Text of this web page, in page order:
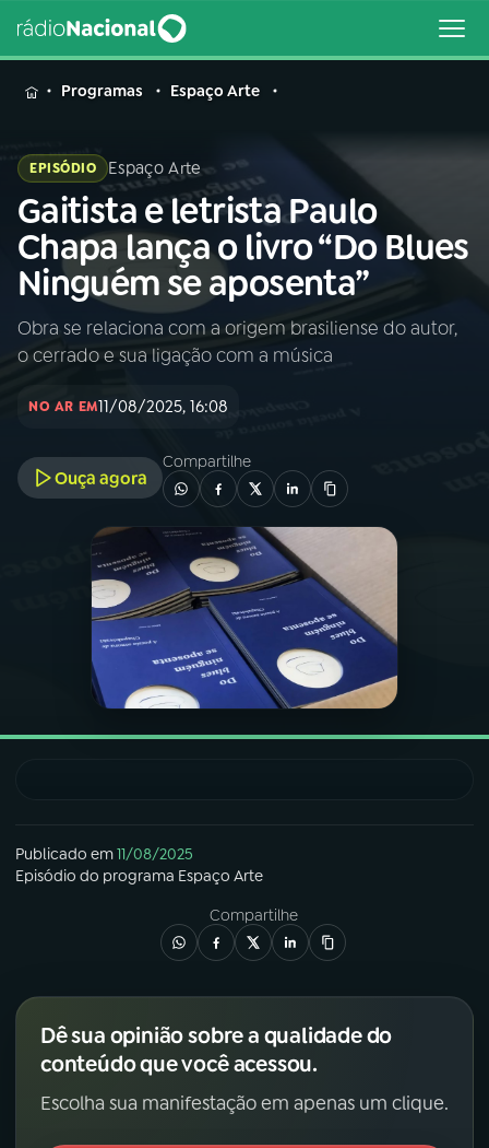
MENU
Buscar
na
Rádio
Nacional
Buscar
AO VIVO
INÍCIO
A RÁDIO
PROGRAMAÇÃO
PROGRAMAS
PODCASTS
Instagram X
Programas Espaço Arte
EPISÓDIO Espaço Arte
Gaitista e letrista Paulo
Chapa lança o livro “Do Blues
Ninguém se aposenta”
Obra se relaciona com a origem brasiliense do autor,
o cerrado e sua ligação com a música
NO AR EM11/08/2025, 16:08
Ouça agora
Compartilhe
Publicado em11/08/2025
Episódio do programa Espaço Arte
Compartilhe
Dê sua opinião sobre a qualidade do
conteúdo que você acessou.
Escolha sua manifestação em apenas um clique.